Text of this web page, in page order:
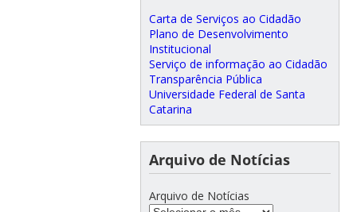
Carta de Serviços ao Cidadão
Plano de Desenvolvimento
Institucional
Serviço de informação ao Cidadão
Transparência Pública
Universidade Federal de Santa
Catarina
Arquivo de Notícias
Arquivo de Notícias